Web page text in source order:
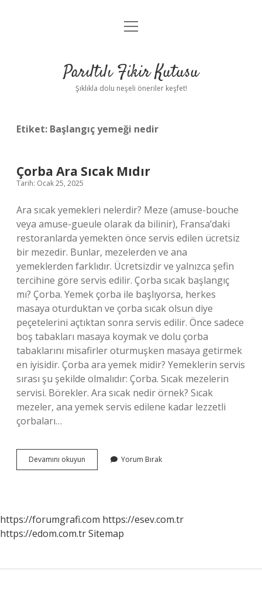
Anasayfa
Yasal Uyarı
menüyü
Parıltılı Fikir Kutusu
Şıklıkla dolu neşeli öneriler keşfet!
Etiket: Başlangıç yemeği nedir
Çorba Ara Sıcak Mıdır
Tarih: Ocak 25, 2025
Ara sıcak yemekleri nelerdir? Meze (amuse-bouche
veya amuse-gueule olarak da bilinir), Fransa’daki
restoranlarda yemekten önce servis edilen ücretsiz
bir mezedir. Bunlar, mezelerden ve ana
yemeklerden farklıdır. Ücretsizdir ve yalnızca şefin
tercihine göre servis edilir. Çorba sıcak başlangıç
mı? Çorba. Yemek çorba ile başlıyorsa, herkes
masaya oturduktan ve çorba sıcak olsun diye
peçetelerini açtıktan sonra servis edilir. Önce sadece
boş tabakları masaya koymak ve dolu çorba
tabaklarını misafirler oturmuşken masaya getirmek
en iyisidir. Çorba ara yemek midir? Yemeklerin servis
sırası şu şekilde olmalıdır: Çorba. Sıcak mezelerin
servisi. Börekler. Ara sıcak nedir örnek? Sıcak
mezeler, ana yemek servis edilene kadar lezzetli
çorbaları…
Devamını okuyun
Ara
Yorum Bırak
https://forumgrafi.com https://esev.com.tr
https://edom.com.trSitemap